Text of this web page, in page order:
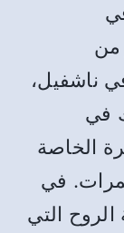
من
ناشفيل،
في
الخاصة
في
التي